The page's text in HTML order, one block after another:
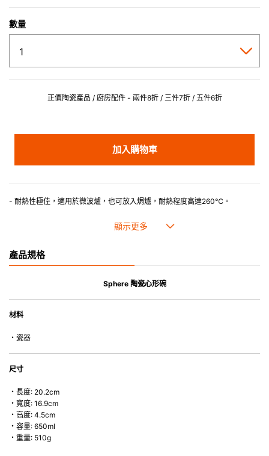
數量
正價陶瓷產品 / 廚房配件 - 兩件8折 / 三件7折 / 五件6折
加入購物車
- 耐熱性極佳，適用於微波爐，也可放入焗爐，耐熱程度高達260℃。
- 合乎食用安全的塗層表面，幾乎不黏，食物容易脫落，清洗方便。
*不可直接用於熱源上。
產品規格
Sphere 陶瓷心形碗
材料
・瓷器
尺寸
・長度: 20.2cm
・寬度: 16.9cm
・高度: 4.5cm
・容量: 650ml
・重量: 510g